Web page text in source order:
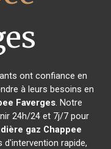
ont confiance en
à leurs besoins en
Faverges. Notre
24h/24 et 7j/7 pour
gaz Chappee
rapide,